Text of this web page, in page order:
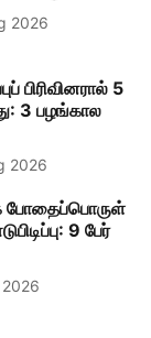
2026
பிரிவினரால் 5
3 பழங்கால
2026
போதைப்பொருள்
9 பேர்